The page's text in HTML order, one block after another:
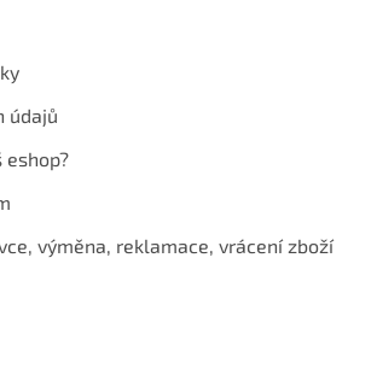
údajů
eshop?
výměna, reklamace, vrácení zboží